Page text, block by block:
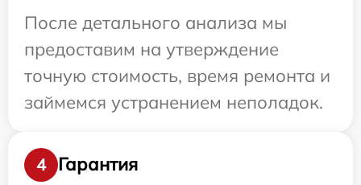
После детального анализа мы
предоставим на утверждение
точную стоимость, время ремонта и
займемся устранением неполадок.
4
Гарантия